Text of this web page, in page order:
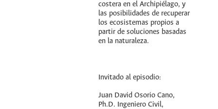
costera en el Archipiélago, y
las posibilidades de recuperar
los ecosistemas propios a
partir de soluciones basadas
en la naturaleza.
Invitado al episodio:
Juan David Osorio Cano,
Ph.D. Ingeniero Civil,